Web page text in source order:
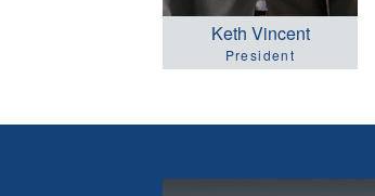
Keth Vincent
President